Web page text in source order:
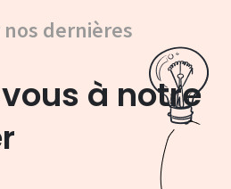
dernières
à notre